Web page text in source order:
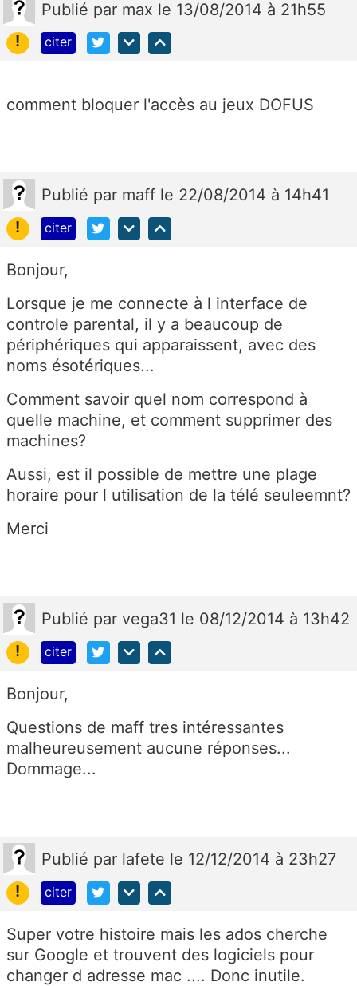
Publié par max le 13/08/2014 à 21h55
!
citer
comment bloquer l'accès au jeux DOFUS
Publié par maff le 22/08/2014 à 14h41
!
citer
Bonjour,
Lorsque je me connecte à l interface de
controle parental, il y a beaucoup de
périphériques qui apparaissent, avec des
noms ésotériques...
Comment savoir quel nom correspond à
quelle machine, et comment supprimer des
machines?
Aussi, est il possible de mettre une plage
horaire pour l utilisation de la télé seuleemnt?
Merci
Publié par vega31 le 08/12/2014 à 13h42
!
citer
Bonjour,
Questions de maff tres intéressantes
malheureusement aucune réponses...
Dommage...
Publié par lafete le 12/12/2014 à 23h27
!
citer
Super votre histoire mais les ados cherche
sur Google et trouvent des logiciels pour
changer d adresse mac .... Donc inutile.